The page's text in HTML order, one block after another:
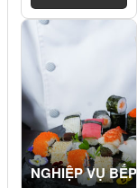
NGHIỆP VỤ BẾP